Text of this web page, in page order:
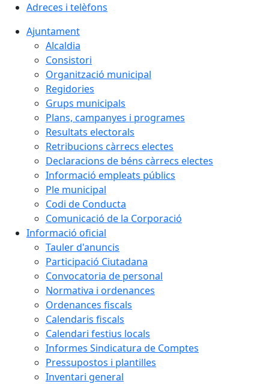
Adreces i telèfons
Ajuntament
Alcaldia
Consistori
Organització municipal
Regidories
Grups municipals
Plans, campanyes i programes
Resultats electorals
Retribucions càrrecs electes
Declaracions de béns càrrecs electes
Informació empleats públics
Ple municipal
Codi de Conducta
Comunicació de la Corporació
Informació oficial
Tauler d'anuncis
Participació Ciutadana
Convocatoria de personal
Normativa i ordenances
Ordenances fiscals
Calendaris fiscals
Calendari festius locals
Informes Sindicatura de Comptes
Pressupostos i plantilles
Inventari general